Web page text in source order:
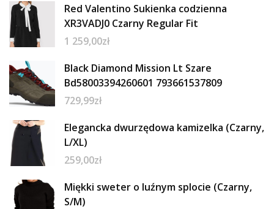
Red Valentino Sukienka codzienna
XR3VADJ0 Czarny Regular Fit
1 259,00zł
Black Diamond Mission Lt Szare
Bd58003394260601 793661537809
729,99zł
Elegancka dwurzędowa kamizelka (Czarny,
L/XL)
259,00zł
Miękki sweter o luźnym splocie (Czarny,
S/M)